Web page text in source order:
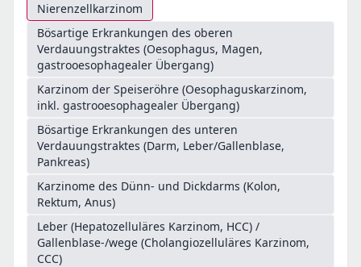
Nierenzellkarzinom
Bösartige Erkrankungen des oberen
Verdauungstraktes (Oesophagus, Magen,
gastrooesophagealer Übergang)
Karzinom der Speiseröhre (Oesophaguskarzinom,
inkl. gastrooesophagealer Übergang)
Bösartige Erkrankungen des unteren
Verdauungstraktes (Darm, Leber/Gallenblase,
Pankreas)
Karzinome des Dünn- und Dickdarms (Kolon,
Rektum, Anus)
Leber (Hepatozelluläres Karzinom, HCC) /
Gallenblase-/wege (Cholangiozelluläres Karzinom,
CCC)